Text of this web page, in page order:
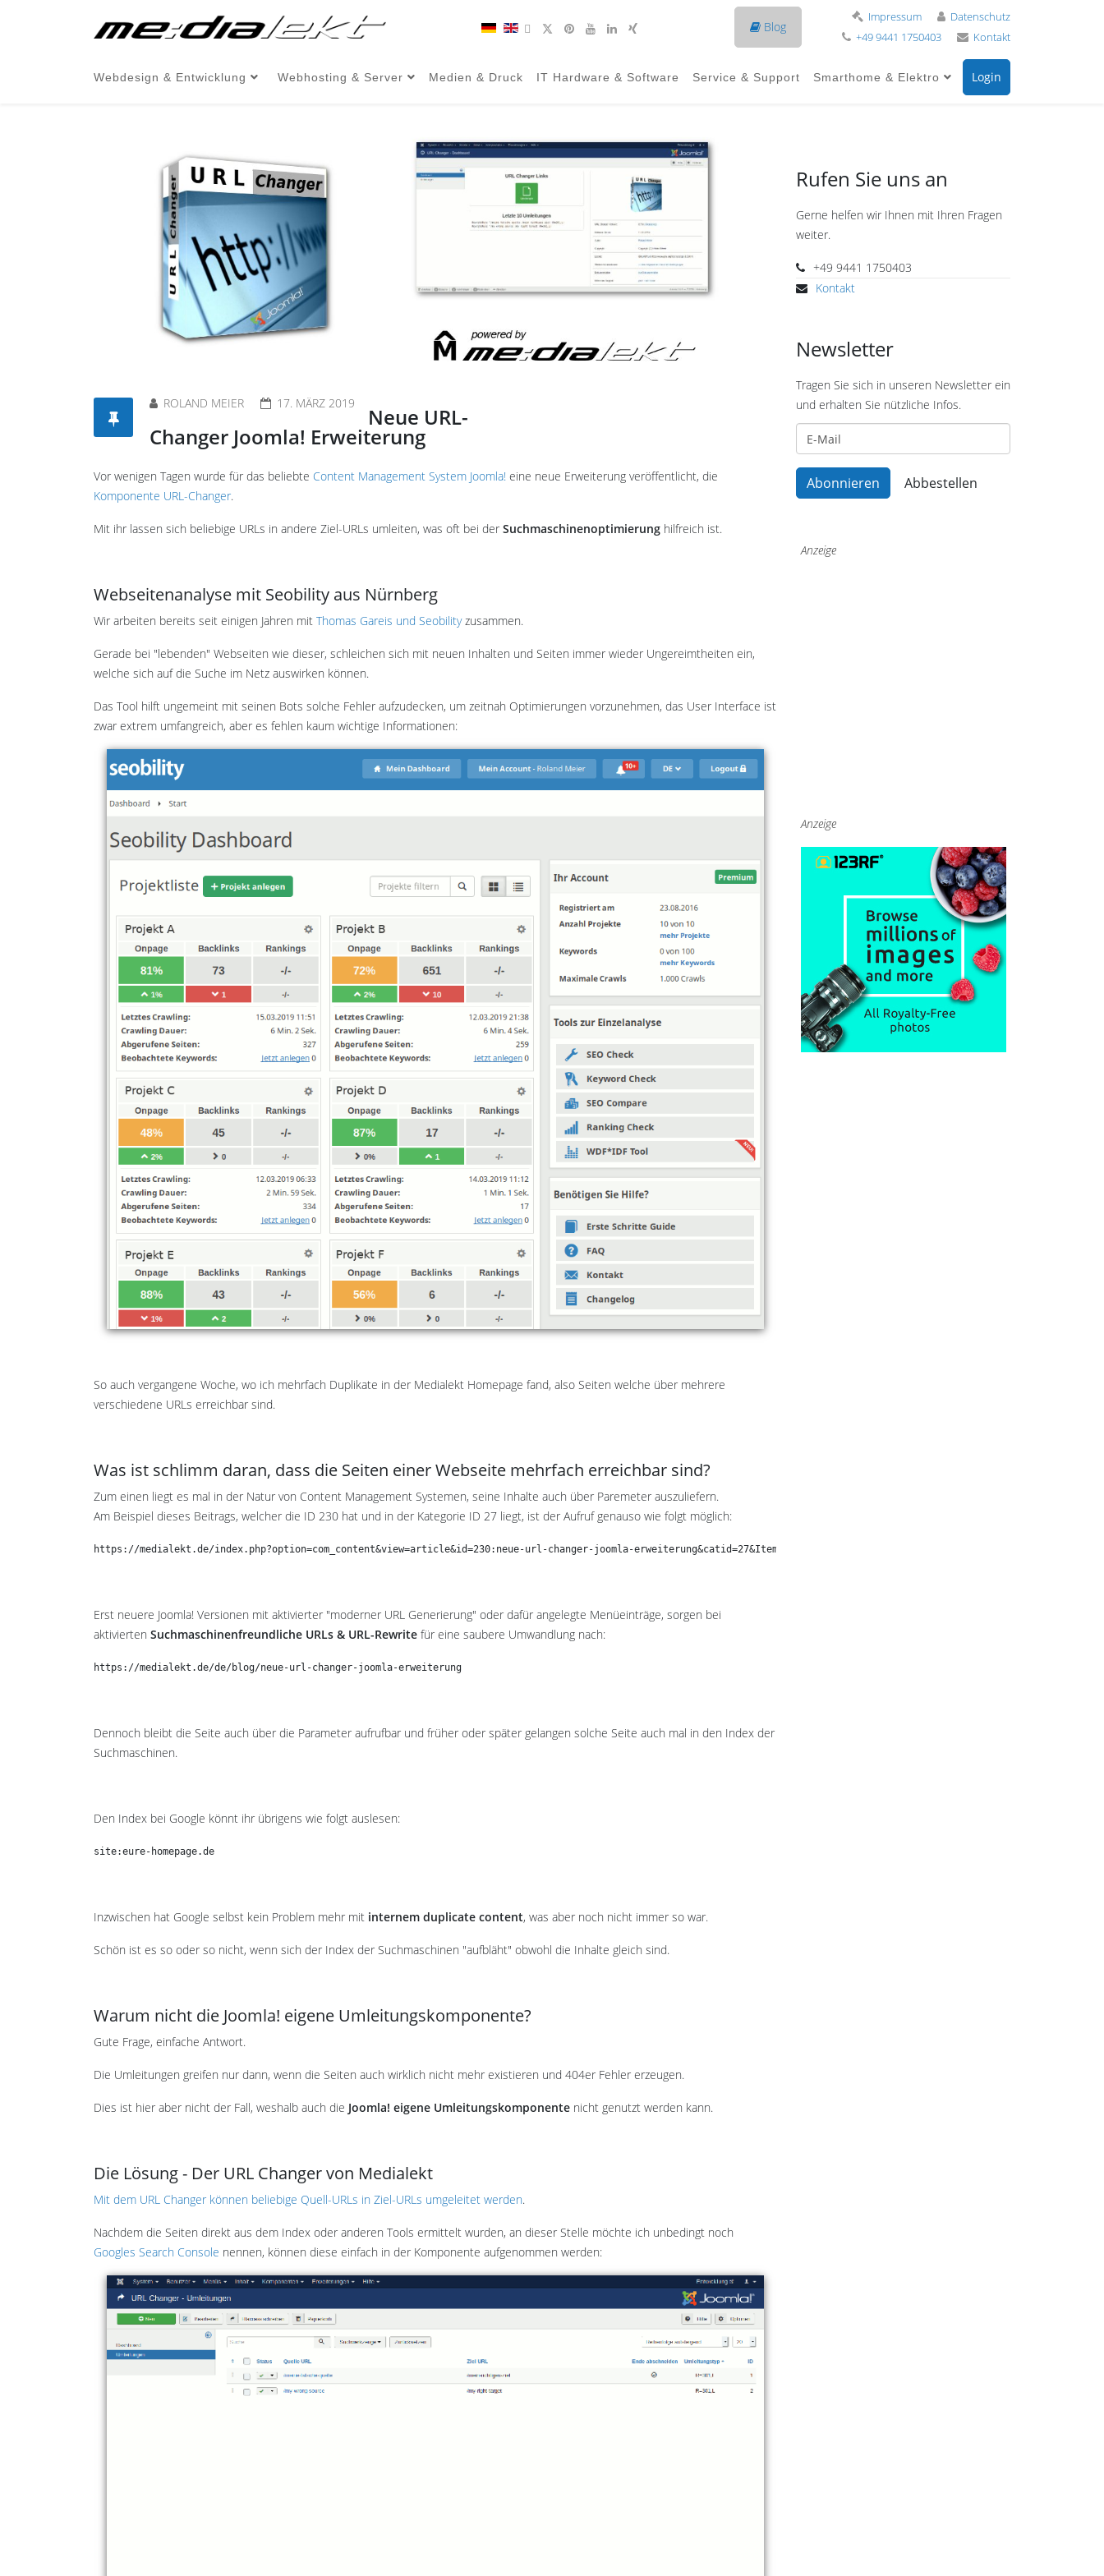
Blog
Impressum
Datenschutz
+49 9441 1750403
Kontakt
Webdesign & Entwicklung Webhosting & Server Medien & Druck IT Hardware & Software Service & Support Smarthome & Elektro Login
ROLAND MEIER 17. MÄRZ 2019
Neue URL-
Changer Joomla! Erweiterung
Vor wenigen Tagen wurde für das beliebte Content Management System Joomla! eine neue Erweiterung veröffentlicht, die
Komponente URL-Changer.
Mit ihr lassen sich beliebige URLs in andere Ziel-URLs umleiten, was oft bei der Suchmaschinenoptimierung hilfreich ist.
Webseitenanalyse mit Seobility aus Nürnberg
Wir arbeiten bereits seit einigen Jahren mit Thomas Gareis und Seobilityzusammen.
Gerade bei "lebenden" Webseiten wie dieser, schleichen sich mit neuen Inhalten und Seiten immer wieder Ungereimtheiten ein,
welche sich auf die Suche im Netz auswirken können.
Das Tool hilft ungemeint mit seinen Bots solche Fehler aufzudecken, um zeitnah Optimierungen vorzunehmen, das User Interface ist
zwar extrem umfangreich, aber es fehlen kaum wichtige Informationen:
So auch vergangene Woche, wo ich mehrfach Duplikate in der Medialekt Homepage fand, also Seiten welche über mehrere
verschiedene URLs erreichbar sind.
Was ist schlimm daran, dass die Seiten einer Webseite mehrfach erreichbar sind?
Zum einen liegt es mal in der Natur von Content Management Systemen, seine Inhalte auch über Paremeter auszuliefern.
Am Beispiel dieses Beitrags, welcher die ID 230 hat und in der Kategorie ID 27 liegt, ist der Aufruf genauso wie folgt möglich:
https://medialekt.de/index.php?option=com_content&view=article&id=230:neue-url-changer-joomla-erweiterung&catid=27&Itemid=1724&lang=de
Erst neuere Joomla! Versionen mit aktivierter "moderner URL Generierung" oder dafür angelegte Menüeinträge, sorgen bei
aktivierten Suchmaschinenfreundliche URLs & URL-Rewrite für eine saubere Umwandlung nach:
https://medialekt.de/de/blog/neue-url-changer-joomla-erweiterung
Dennoch bleibt die Seite auch über die Parameter aufrufbar und früher oder später gelangen solche Seite auch mal in den Index der
Suchmaschinen.
Den Index bei Google könnt ihr übrigens wie folgt auslesen:
site:eure-homepage.de
Inzwischen hat Google selbst kein Problem mehr mit internem duplicate content, was aber noch nicht immer so war.
Schön ist es so oder so nicht, wenn sich der Index der Suchmaschinen "aufbläht" obwohl die Inhalte gleich sind.
Warum nicht die Joomla! eigene Umleitungskomponente?
Gute Frage, einfache Antwort.
Die Umleitungen greifen nur dann, wenn die Seiten auch wirklich nicht mehr existieren und 404er Fehler erzeugen.
Dies ist hier aber nicht der Fall, weshalb auch die Joomla! eigene Umleitungskomponente nicht genutzt werden kann.
Die Lösung - Der URL Changer von Medialekt
Mit dem URL Changer können beliebige Quell-URLs in Ziel-URLs umgeleitet werden.
Nachdem die Seiten direkt aus dem Index oder anderen Tools ermittelt wurden, an dieser Stelle möchte ich unbedingt noch
Googles Search Console nennen, können diese einfach in der Komponente aufgenommen werden:
Rufen Sie uns an
Gerne helfen wir Ihnen mit Ihren Fragen
weiter.
+49 9441 1750403
Kontakt
Newsletter
Tragen Sie sich in unseren Newsletter ein
und erhalten Sie nützliche Infos.
Anzeige
Anzeige